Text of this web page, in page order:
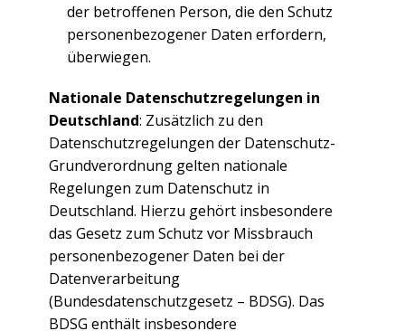
der betroffenen Person, die den Schutz
personenbezogener Daten erfordern,
überwiegen.
Nationale Datenschutzregelungen in
Deutschland: Zusätzlich zu den
Datenschutzregelungen der Datenschutz-
Grundverordnung gelten nationale
Regelungen zum Datenschutz in
Deutschland. Hierzu gehört insbesondere
das Gesetz zum Schutz vor Missbrauch
personenbezogener Daten bei der
Datenverarbeitung
(Bundesdatenschutzgesetz – BDSG). Das
BDSG enthält insbesondere